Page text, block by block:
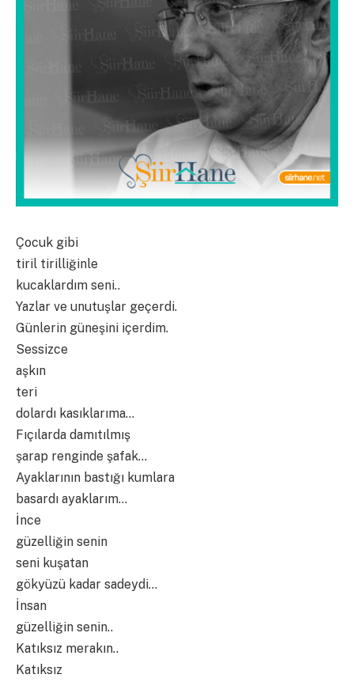
Çocuk gibi
tiril tirilliğinle
kucaklardım seni..
Yazlar ve unutuşlar geçerdi.
Günlerin güneşini içerdim.
Sessizce
aşkın
teri
dolardı kasıklarıma…
Fıçılarda damıtılmış
şarap renginde şafak…
Ayaklarının bastığı kumlara
basardı ayaklarım…
İnce
güzelliğin senin
seni kuşatan
gökyüzü kadar sadeydi…
İnsan
güzelliğin senin..
Katıksız merakın..
Katıksız